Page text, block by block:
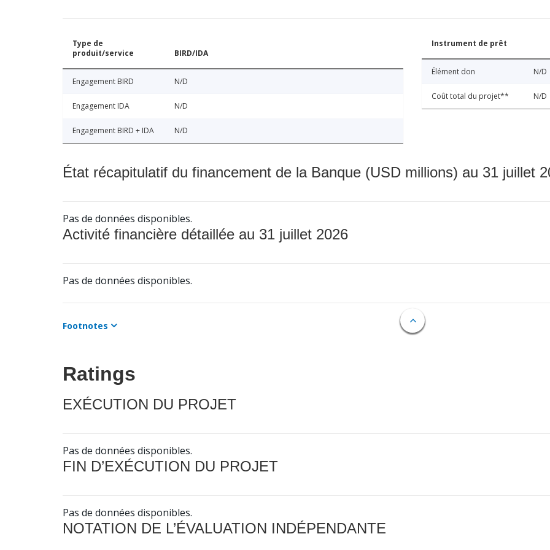
Type de
produit/service
BIRD/IDA
Engagement BIRD N/D
Engagement IDA N/D
Engagement BIRD + IDA N/D
Instrument de prêt
Élément don N/D
Coût total du projet** N/D
État récapitulatif du financement de la Banque (USD millions) au 31 juillet
Pas de données disponibles.
Activité financière détaillée au 31 juillet 2026
Pas de données disponibles.
Footnotes
Ratings
EXÉCUTION DU PROJET
Pas de données disponibles.
FIN D’EXÉCUTION DU PROJET
Pas de données disponibles.
NOTATION DE L’ÉVALUATION INDÉPENDANTE